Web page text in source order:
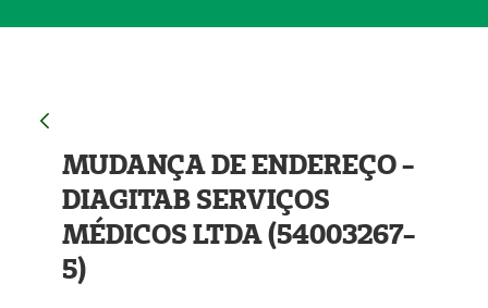
MUDANÇA DE ENDEREÇO -
DIAGITAB SERVIÇOS
MÉDICOS LTDA (54003267-
5)